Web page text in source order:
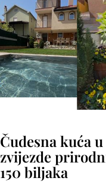
Čudesna kuća
zvijezde
150 biljaka